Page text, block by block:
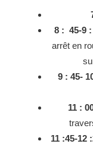
8 : 45-9 :
arrêt en
9 : 45-
11 :
11 :45-12